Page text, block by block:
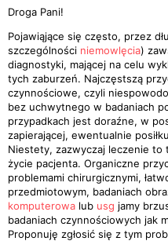
Droga Pani!
Pojawiąjące się często, przez
szczególności niemowlęcia)
diagnostyki, mającej na celu
tych zaburzeń. Najczęstszą
czynnościowe, czyli
bez uchwytnego w badaniach
przypadkach jest doraźne, w
zapierającej, ewentualnie
Niestety, zazwyczaj leczenie to
życie pacjenta. Organiczne
problemami chirurgicznymi,
przedmiotowym, badaniach
komputerowa lub usg jamy
badaniach czynnościowych jak
Proponuję zgłosić się z tym